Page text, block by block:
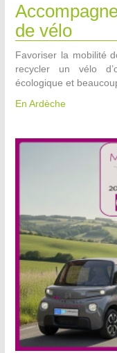
de vélo
Favoriser la mobilité
recycler un vélo
écologique et
En Ardèche